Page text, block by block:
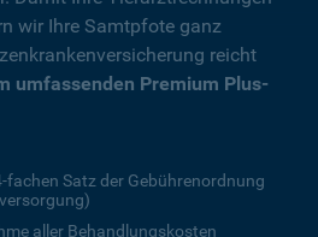
wir Ihre Samtpfote ganz
reicht
umfassenden Premium Plus-
Satz der Gebührenordnung
aller Behandlungskosten